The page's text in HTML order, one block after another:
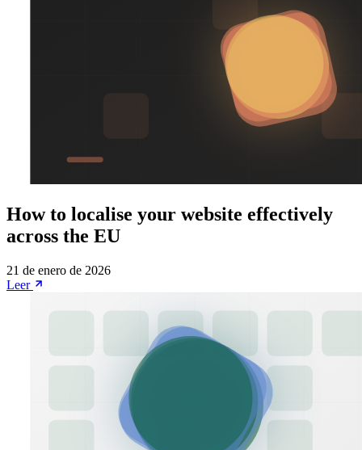
How to localise your website effectively
across the EU
21 de enero de 2026
Leer